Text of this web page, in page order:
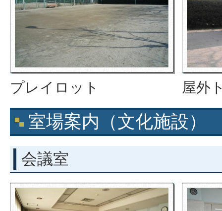
プレイロット 屋外
室場案内（文化施設）
会議室